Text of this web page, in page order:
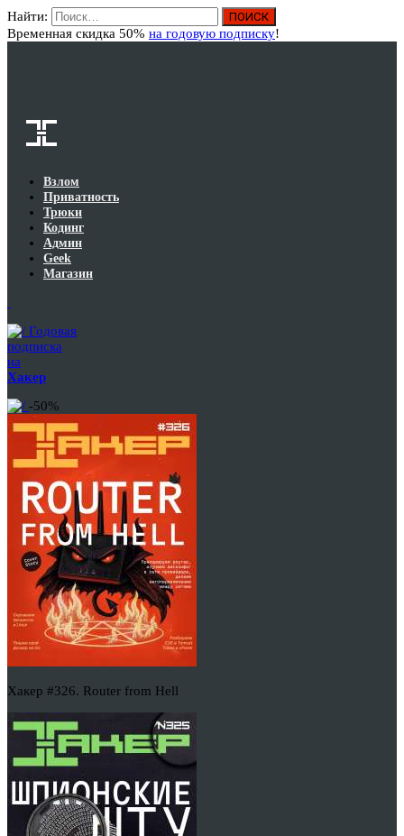
Найти:
Временная скидка 50% на годовую подписку!
Взлом
Приватность
Трюки
Кодинг
Админ
Geek
Магазин
Годовая
подписка
на
Хакер
-50%
Хакер #326. Router from Hell